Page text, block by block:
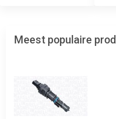
Meest populaire